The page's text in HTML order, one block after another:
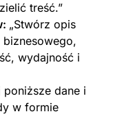
treść.”
„Stwórz opis
wydajność i
poniższe dane i
w formie